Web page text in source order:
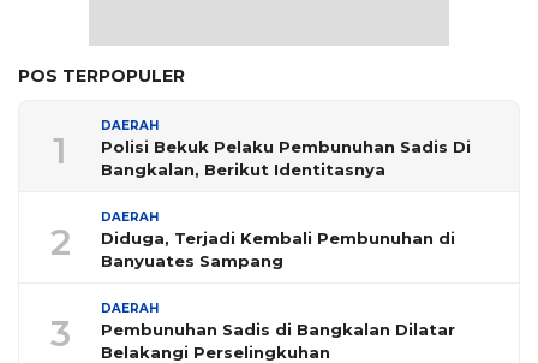
POS TERPOPULER
1
DAERAH
Polisi Bekuk Pelaku Pembunuhan Sadis Di
Bangkalan, Berikut Identitasnya
2
DAERAH
Diduga, Terjadi Kembali Pembunuhan di
Banyuates Sampang
3
DAERAH
Pembunuhan Sadis di Bangkalan Dilatar
Belakangi Perselingkuhan